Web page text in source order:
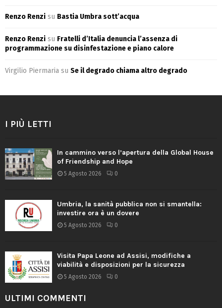
Renzo Renzi su Bastia Umbra sott’acqua
Renzo Renzi su Fratelli d’Italia denuncia l’assenza di
programmazione su disinfestazione e piano calore
Virgilio Piermaria su Se il degrado chiama altro degrado
I PIÙ LETTI
In cammino verso l’apertura della Global House
of Friendship and Hope
5 Agosto 2026 0
Umbria, la sanità pubblica non si smantella:
investire ora è un dovere
5 Agosto 2026 0
Visita Papa Leone ad Assisi, modifiche a
viabilità e disposizioni per la sicurezza
5 Agosto 2026 0
ULTIMI COMMENTI